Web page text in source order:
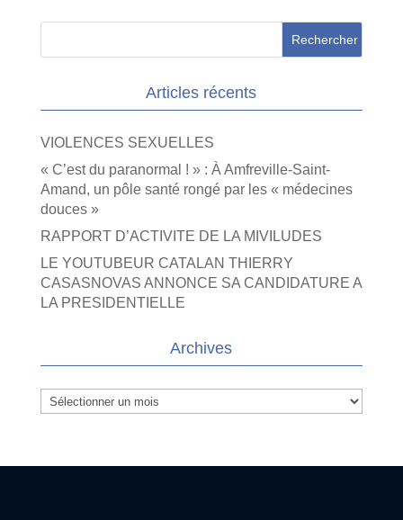
Articles récents
VIOLENCES SEXUELLES
« C’est du paranormal ! » : À Amfreville-Saint-
Amand, un pôle santé rongé par les « médecines
douces »
RAPPORT D’ACTIVITE DE LA MIVILUDES
LE YOUTUBEUR CATALAN THIERRY
CASASNOVAS ANNONCE SA CANDIDATURE A
LA PRESIDENTIELLE
Archives
Archives